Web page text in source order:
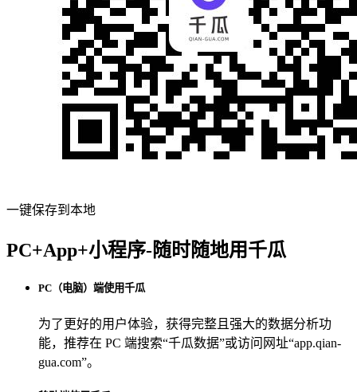
一键保存到本地
PC+App+小程序-随时随地用千瓜
PC（电脑）端使用千瓜
为了更好的用户体验，获得完整且强大的数据分析功
能，推荐在 PC 端搜索“千瓜数据”或访问网址“app.qian-
gua.com”。